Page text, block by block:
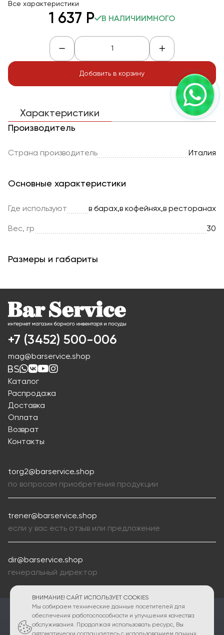
Все характеристики
1 637 Р В НАЛИЧИИ МНОГО
Добавить в корзину
Характеристики
Производитель
Страна производитель Италия
Основные характеристики
Где используют в барах,в кофейнях,в ресторанах
Вес, гр 30
Размеры и габариты
+7 (3452) 500-006
mag@barservice.shop
Каталог
Распродажа
Доставка
Оплата
Возврат
Контакты
torg2@barservice.shop
по вопросам приобретения продукции
trener@barservice.shop
если у вас есть отзыв или предложение
dir@barservice.shop
генеральный директор
ПОЛИТИКА КОНФИДЕНЦИАЛЬНОСТИ
2010 - 2026 © Интернет магазин Bar Service shop
ВНИМАНИЕ! САЙТ ИСПОЛЬЗУЕТ COOKIES
Мы собираем технические данные посетителей для
обеспечения работоспособности и улучшения качества
обслуживания. Продолжая использовать ресурс, Вы